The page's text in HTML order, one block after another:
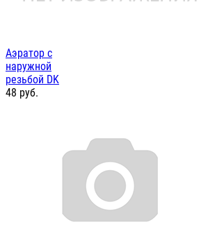
Аэратор с
наружной
резьбой DK
48 руб.